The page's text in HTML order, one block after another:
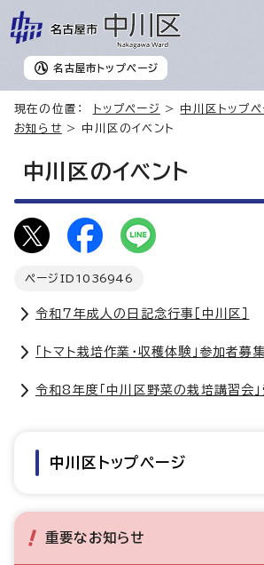
名古屋市 トップページ
現在の位置： トップページ > 中川区トップペ
お知らせ > 中川区のイベント
中川区のイベント
ページID 1036946
令和7年成人の日記念行事［中川区］
「トマト栽培作業・収穫体験」参加者募
令和8年度「中川区野菜の栽培講習会
中川区トップページ
重要なお知らせ